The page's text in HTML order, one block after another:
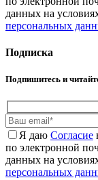
данных на
персональных
Подписка
Подпишитесь и
Я даю Cогласие
по электронной
данных на
персональных